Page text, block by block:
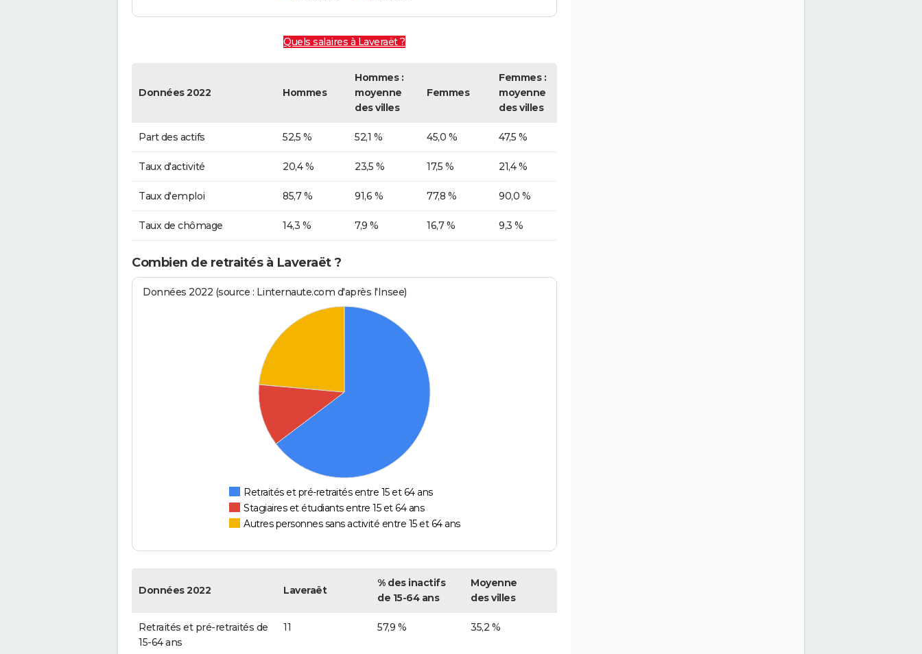
Quels salaires à Laveraët ?
Données 2022 Hommes
Hommes :
moyenne
des villes
Femmes
Femmes :
moyenne
des villes
Part des actifs 52,5 % 52,1 % 45,0 % 47,5 %
Taux d'activité 20,4 % 23,5 % 17,5 % 21,4 %
Taux d'emploi 85,7 % 91,6 % 77,8 % 90,0 %
Taux de chômage 14,3 % 7,9 % 16,7 % 9,3 %
Combien de retraités à Laveraët ?
Données 2022 (source : Linternaute.com d'après l'Insee)
Retraités et pré-retraités entre 15 et 64 ans
Stagiaires et étudiants entre 15 et 64 ans
Autres personnes sans activité entre 15 et 64 ans
Données 2022 Laveraët
% des inactifs
de 15-64 ans
Moyenne
des villes
Retraités et pré-retraités de
15-64 ans
11 57,9 % 35,2 %